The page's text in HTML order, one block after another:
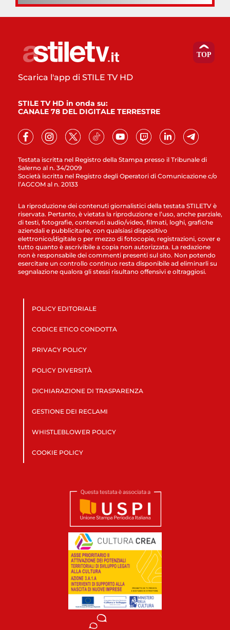
Testata iscritta nel Registro della Stampa presso il Tribunale di
Salerno al n. 34/2009
Società iscritta nel Registro degli Operatori di Comunicazione c/o
l’AGCOM al n. 20133
Scarica l'app di STILE TV HD
STILE TV HD in onda su:
CANALE 78 DEL DIGITALE TERRESTRE
La riproduzione dei contenuti giornalistici della testata STILETV è
riservata. Pertanto, è vietata la riproduzione e l’uso, anche parziale,
di testi, fotografie, contenuti audio/video, filmati, loghi, grafiche
aziendali e pubblicitarie, con qualsiasi dispositivo
elettronico/digitale o per mezzo di fotocopie, registrazioni, cover e
tutto quanto è ascrivibile a copia non autorizzata. La redazione
non è responsabile dei commenti presenti sul sito. Non potendo
esercitare un controllo continuo resta disponibile ad eliminarli su
segnalazione qualora gli stessi risultano offensivi e oltraggiosi.
POLICY EDITORIALE
CODICE ETICO CONDOTTA
PRIVACY POLICY
POLICY DIVERSITÀ
DICHIARAZIONE DI TRASPARENZA
GESTIONE DEI RECLAMI
WHISTLEBLOWER POLICY
COOKIE POLICY